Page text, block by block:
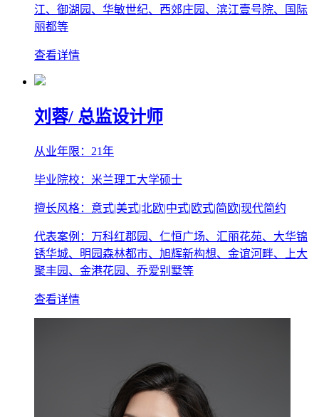
江、御湖园、华敏世纪、西郊庄园、滨江壹号院、国际
丽都等
查看详情
刘蓉/ 总监设计师
从业年限：21年
毕业院校：米兰理工大学硕士
擅长风格：意式|美式|北欧|中式|欧式|简欧|现代简约
代表案例：万科红郡园、仁恒广场、汇丽花苑、大华锦
锈华城、明园森林都市、旭辉新构想、金谊河畔、上大
聚丰园、金港花园、乔爱别墅等
查看详情